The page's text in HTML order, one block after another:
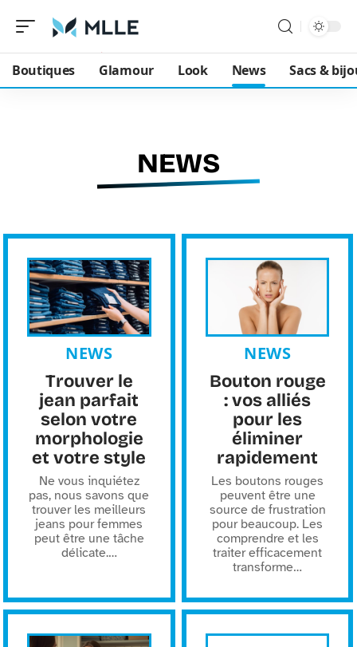
Boutiques Glamour Look News Sacs &
NEWS
NEWS
Trouver le
jean parfait
selon votre
morphologie
et votre style
Ne vous inquiétez
pas, nous savons que
trouver les meilleurs
jeans pour femmes
peut être une tâche
délicate.…
NEWS
Bouton rouge
: vos alliés
pour les
éliminer
rapidement
Les boutons rouges
peuvent être une
source de frustration
pour beaucoup. Les
comprendre et les
traiter efficacement
transforme…